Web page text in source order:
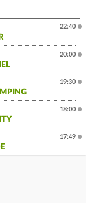
22:40
20:00
19:30
18:00
17:49